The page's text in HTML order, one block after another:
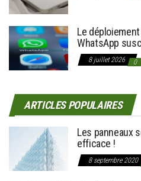
Le
WhatsApp
8 juillet 2026 0
ARTICLES POPULAIRES
Les panneaux
efficace !
8 septembre 2020